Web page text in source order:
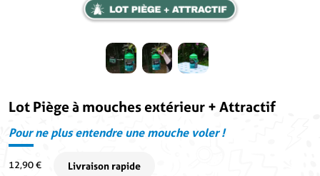
Lot Piège à mouches extérieur + Attractif
Pour ne plus entendre une mouche voler !
12,90€